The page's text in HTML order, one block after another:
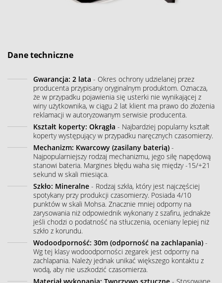
Dane techniczne
Gwarancja: 2 lata - Okres ochrony udzielanej przez
producenta przypisany oryginalnym produktom. Oznacza,
że w przypadku pojawienia się usterki nie wynikającej z
winy użytkownika, w ciągu 2 lat klient ma prawo do złożenia
reklamacji w autoryzowanym serwisie producenta.
Kształt koperty: Okrągła - Najbardziej popularny kształt
koperty występujący w przypadku naręcznych czasomierzy.
Mechanizm: Kwarcowy (zasilany baterią) -
Najpopularniejszy rodzaj mechanizmu, jego siłę napędową
stanowi bateria. Margines błędu waha się między -15/+21
sekund w skali miesiąca.
Szkło: Mineralne - Rodzaj szkła, który jest najczęściej
spotykany przy produkcji czasomierzy. Posiada 4/10
punktów w skali Mohsa. Znacznie mniej odporny na
zarysowania niż odpowiednik wykonany z szafiru, jednakże
jeśli chodzi o podatność na stłuczenia, oceniany lepiej niż
szkło z korundu.
Wodoodporność: 30m (odporność na zachlapania) -
Wg tej klasy wodoodporności zegarek jest odporny na
zachlapania. Należy jednak unikać większego kontaktu z
wodą, aby nie uszkodzić czasomierza.